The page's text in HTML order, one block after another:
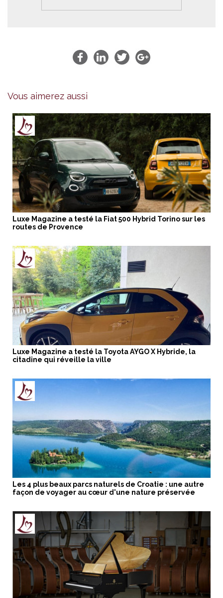
Vous aimerez aussi
Luxe Magazine a testé la Fiat 500 Hybrid Torino sur les
routes de Provence
Luxe Magazine a testé la Toyota AYGO X Hybride, la
citadine qui réveille la ville
Les 4 plus beaux parcs naturels de Croatie : une autre
façon de voyager au cœur d'une nature préservée